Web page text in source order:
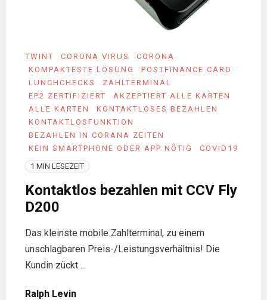
TWINT CORONA VIRUS
CORONA
KOMPAKTESTE LÖSUNG
POSTFINANCE CARD
LUNCHCHECKS
ZAHLTERMINAL
EP2 ZERTIFIZIERT
AKZEPTIERT ALLE KARTEN
ALLE KARTEN
KONTAKTLOSES BEZAHLEN
KONTAKTLOSFUNKTION
BEZAHLEN IN CORANA ZEITEN
KEIN SMARTPHONE ODER APP NÖTIG
COVID19
1 MIN LESEZEIT
Kontaktlos bezahlen mit CCV Fly
D200
Das kleinste mobile Zahlterminal, zu einem
unschlagbaren Preis-/Leistungsverhältnis! Die
Kundin zückt ...
Ralph Levin